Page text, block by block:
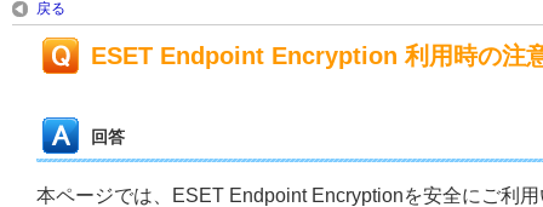
戻る
ESET Endpoint Encryption 利用時の注
回答
本ページでは、ESET Endpoint Encryptionを安全にご利